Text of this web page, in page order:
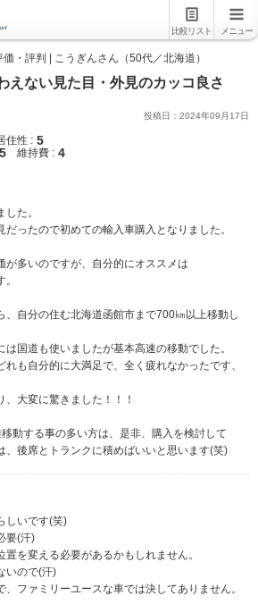
比較リスト メニュー
・評判 | こうぎんさん（50代／北海道）
えない見た目・外見のカッコ良さ
投稿日： 2024年09 月 17日
住性 : 5
5 維持費 : 4
た。
ったので初めての輸入車購入となりました。
が多いのですが、自分的にオススメは
、自分の住む北海道函館市まで700㎞以上移動し
国道も使いましたが基本高速の移動でした。
も自分的に大満足で、全く疲れなかったです、
大変に驚きました！！！
動する事の多い方は、是非、購入を検討して
、後席とトランクに積めばいいと思います(笑)
しいです(笑)
要(汗)
を変える必要があるかもしれません。
いので(汗)
ファミリーユースな車では決してありません。